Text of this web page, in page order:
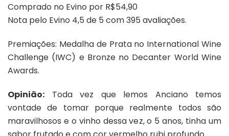
Comprado no Evino por R$54,90
Nota pelo Evino 4,5 de 5 com 395 avaliações.
Premiações: Medalha de Prata no International Wine
Challenge (IWC) e Bronze no Decanter World Wine
Awards.
Opinião: Toda vez que lemos Anciano temos
vontade de tomar porque realmente todos são
maravilhosos e o vinho dessa vez, o 5 anos, tinha um